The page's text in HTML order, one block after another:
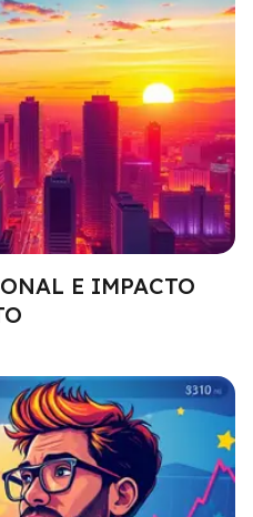
E IMPACTO